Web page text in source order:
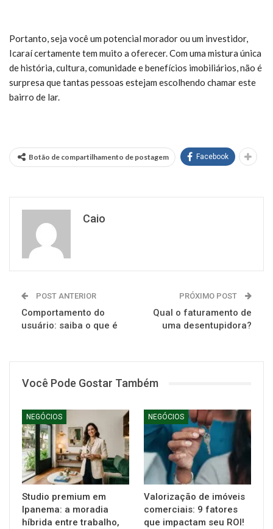
Portanto, seja você um potencial morador ou um investidor,
Icaraí certamente tem muito a oferecer. Com uma mistura única
de história, cultura, comunidade e benefícios imobiliários, não é
surpresa que tantas pessoas estejam escolhendo chamar este
bairro de lar.
Botão de compartilhamento de postagem Facebook
Caio
POST ANTERIOR
Comportamento do
usuário: saiba o que é
PRÓXIMO POST
Qual o faturamento de
uma desentupidora?
Você Pode Gostar Também
NEGÓCIOS
Studio premium em
Ipanema: a moradia
híbrida entre trabalho,
NEGÓCIOS
Valorização de imóveis
comerciais: 9 fatores
que impactam seu ROI!